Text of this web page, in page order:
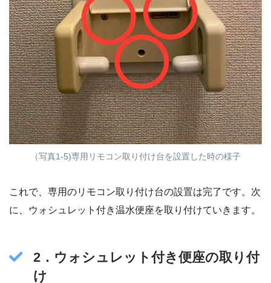
（写真1-5)専用リモコン取り付け台を設置した時の様子
これで、専用のリモコン取り付け台の設置は完了です。次
に、ウォシュレット付き温水便座を取り付けていきます。
2．ウォシュレット付き便座の取り付
け